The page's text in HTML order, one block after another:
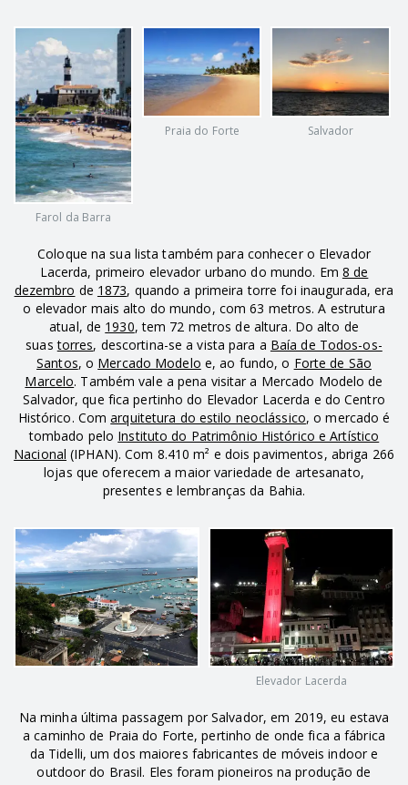
Farol da Barra
Praia do Forte Salvador
Coloque na sua lista também para conhecer o Elevador
Lacerda, primeiro elevador urbano do mundo. Em 8 de
dezembro de 1873, quando a primeira torre foi inaugurada, era
o elevador mais alto do mundo, com 63 metros. A estrutura
atual, de 1930, tem 72 metros de altura. Do alto de
suastorres, descortina-se a vista para a Baía de Todos-os-
Santos, o Mercado Modelo e, ao fundo, o Forte de São
Marcelo. Também vale a pena visitar a Mercado Modelo de
Salvador, que fica pertinho do Elevador Lacerda e do Centro
Histórico. Comarquitetura do estilo neoclássico, o mercado é
tombado pelo Instituto do Patrimônio Histórico e Artístico
Nacional (IPHAN). Com 8.410 m² e dois pavimentos, abriga 266
lojas que oferecem a maior variedade de artesanato,
presentes e lembranças da Bahia.
Elevador Lacerda
Na minha última passagem por Salvador, em 2019, eu estava
a caminho de Praia do Forte, pertinho de onde fica a fábrica
da Tidelli, um dos maiores fabricantes de móveis indoor e
outdoor do Brasil. Eles foram pioneiros na produção de